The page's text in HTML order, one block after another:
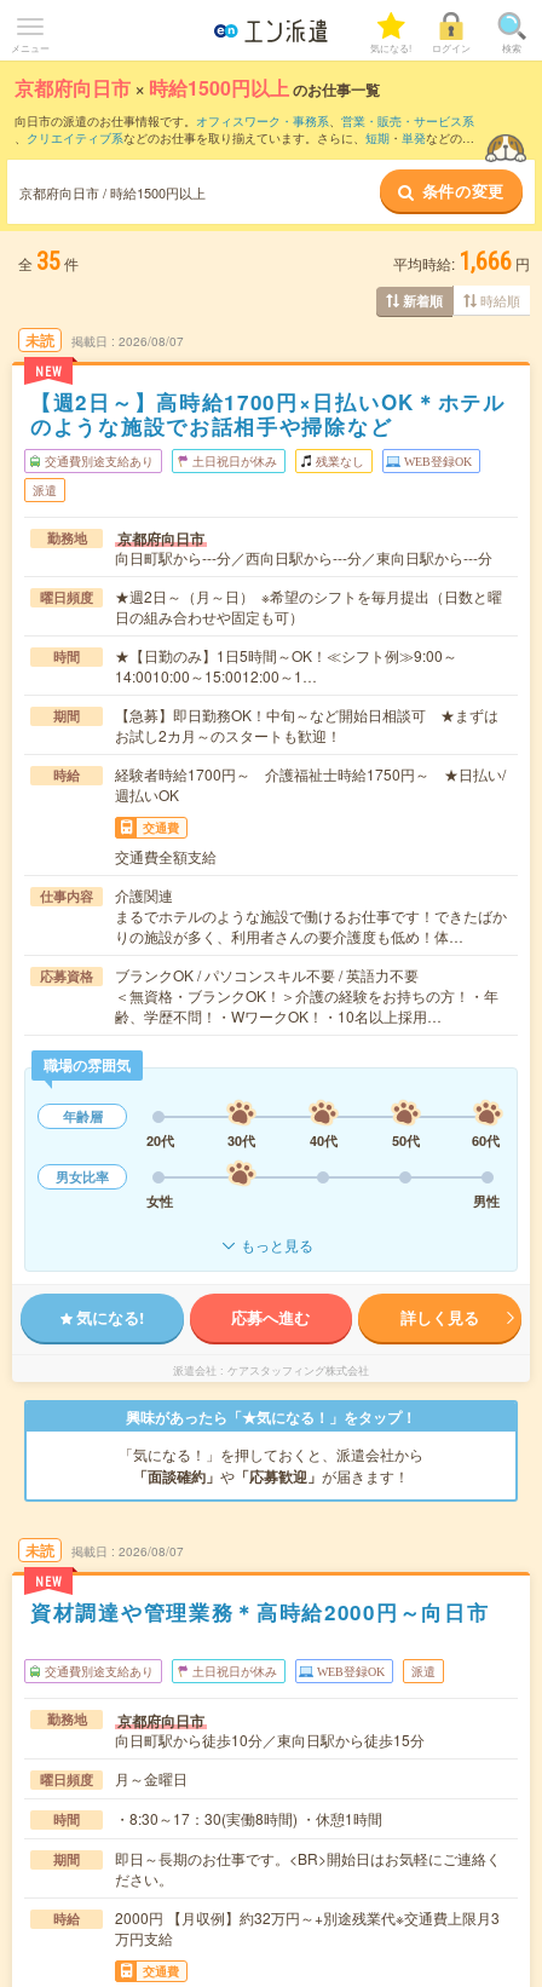
メニュー 気になる! ログイン 検索
京都府向日市 × 時給1500円以上のお仕事一覧
向日市の派遣のお仕事情報です。 オフィスワーク・事務系、 営業・販売・サービス系
、 クリエイティブ系などのお仕事を取り揃えています。さらに、 短期 ・ 単発などの期
京都府向日市 / 時給1500円以上 条件の変更
全 35件 平均時給: 1,666 円
新着順 時給順
未読
NEW
掲載日 2026/08/07
【週2日～】高時給1700円×日払いOK＊ホテル
のような施設でお話相手や掃除など
交通費別途支給あり 土日祝日が休み 残業なし WEB登録OK
派遣
勤務地 京都府向日市
向日町駅から---分／西向日駅から---分／東向日駅から---分
曜日頻度
★週2日～（月～日） ※希望のシフトを毎月提出（日数と曜
日の組み合わせや固定も可）
時間
★【日勤のみ】1日5時間～OK！≪シフト例≫9:00～
14:0010:00～15:0012:00～1…
期間
【急募】即日勤務OK！中旬～など開始日相談可 ★まずは
お試し2カ月～のスタートも歓迎！
時給
経験者時給1700円～ 介護福祉士時給1750円～ ★日払い/
週払いOK
交通費
交通費全額支給
仕事内容
介護関連
まるでホテルのような施設で働けるお仕事です！できたばか
りの施設が多く、利用者さんの要介護度も低め！体…
応募資格
ブランクOK / パソコンスキル不要 / 英語力不要
＜無資格・ブランクOK！＞介護の経験をお持ちの方！・年
齢、学歴不問！・WワークOK！・10名以上採用…
職場の雰囲気
年齢層
20代
30代 40代 50代
60代
男女比率
女性
男性
もっと見る
気になる! 応募へ進む 詳しく見る
派遣会社 ケアスタッフィング株式会社
興味があったら「★気になる！」をタップ！
「気になる！」を押しておくと、派遣会社から
「面談確約」 や 「応募歓迎」 が届きます！
未読
NEW
掲載日 2026/08/07
資材調達や管理業務＊高時給2000円～向日市
交通費別途支給あり 土日祝日が休み WEB登録OK 派遣
勤務地 京都府向日市
向日町駅から徒歩10分／東向日駅から徒歩15分
曜日頻度 月～金曜日
時間 ・8:30～17：30(実働8時間) ・休憩1時間
期間
即日～長期のお仕事です。<BR>開始日はお気軽にご連絡く
ださい。
時給
2000円 【月収例】約32万円～+別途残業代※交通費上限月3
万円支給
交通費